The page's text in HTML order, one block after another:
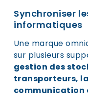
Synchroniser
informatiques
Une marque
sur plusieurs
gestion des
transporteurs,
communication